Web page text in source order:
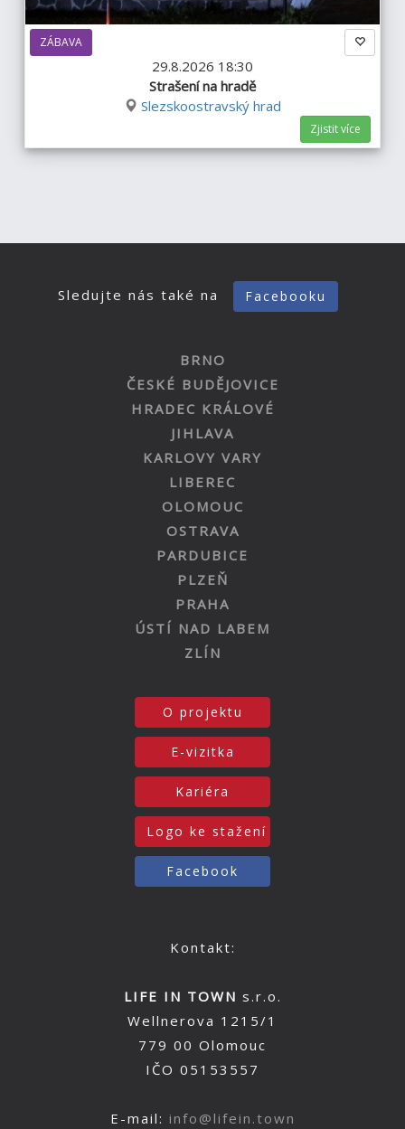
ZÁBAVA
29.8.2026 18:30
Strašení na hradě
Slezskoostravský hrad
Zjistit více
Sledujte nás také na Facebooku
BRNO
ČESKÉ BUDĚJOVICE
HRADEC KRÁLOVÉ
JIHLAVA
KARLOVY VARY
LIBEREC
OLOMOUC
OSTRAVA
PARDUBICE
PLZEŇ
PRAHA
ÚSTÍ NAD LABEM
ZLÍN
O projektu
E-vizitka
Kariéra
Logo ke stažení
Facebook
Kontakt:
LIFE IN TOWN s.r.o.
Wellnerova 1215/1
779 00 Olomouc
IČO 05153557
E-mail: info@lifein.town